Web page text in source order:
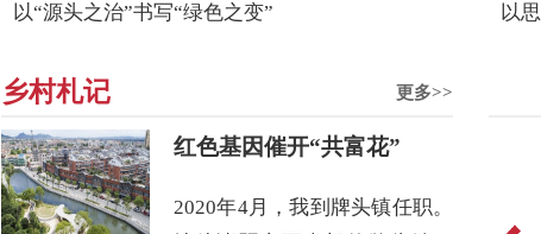
以“源头之治”书写“绿色之变”
以
乡村札记 更多>>
红色基因催开“共富花”
2020年4月，我到牌头镇任职。